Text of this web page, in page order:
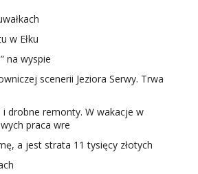
w Ełku
na wyspie
scenerii Jeziora Serwy. Trwa
drobne remonty. W wakacje w
praca wre
a jest strata 11 tysięcy złotych